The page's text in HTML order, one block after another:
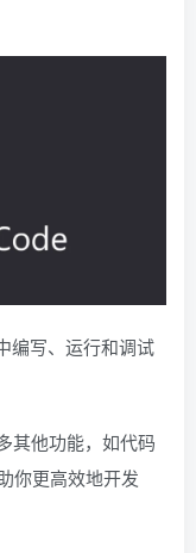
编写、运行和调试
其他功能，如代码
你更高效地开发